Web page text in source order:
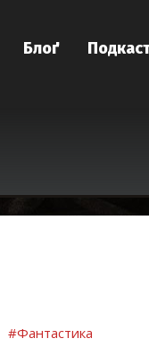
Блоґ
#Фантастика